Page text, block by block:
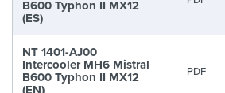
B600 Typhon II MX12
(ES)
NT 1401-AJ00
Intercooler MH6 Mistral
B600 Typhon II MX12 PDF